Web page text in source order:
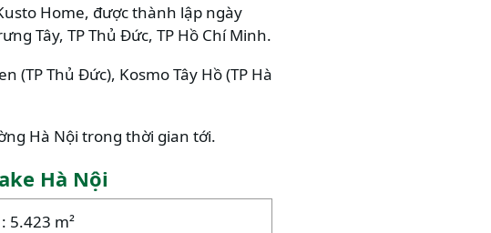
Home, được thành lập ngày
Tây, TP Thủ Đức, TP Hồ Chí Minh.
Thủ Đức), Kosmo Tây Hồ (TP Hà
Hà Nội trong thời gian tới.
Hà Nội
: 5.423 m²